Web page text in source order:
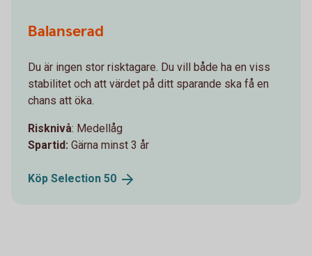
Balanserad
Du är ingen stor risktagare. Du vill både ha en viss
stabilitet och att värdet på ditt sparande ska få en
chans att öka.
Risknivå: Medellåg
Spartid: Gärna minst 3 år
Köp Selection 50